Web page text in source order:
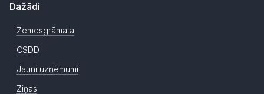
Dažādi
Zemesgrāmata
CSDD
Jauni uzņēmumi
Ziņas